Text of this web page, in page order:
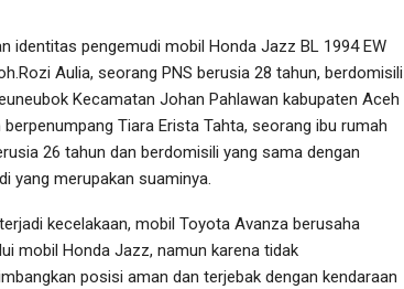
identitas pengemudi mobil Honda Jazz BL 1994 EW
Aulia, seorang PNS berusia 28 tahun, berdomisili
Kecamatan Johan Pahlawan kabupaten Aceh
berpenumpang Tiara Erista Tahta, seorang ibu rumah
26 tahun dan berdomisili yang sama dengan
yang merupakan suaminya.
kecelakaan, mobil Toyota Avanza berusaha
mobil Honda Jazz, namun karena tidak
posisi aman dan terjebak dengan kendaraan